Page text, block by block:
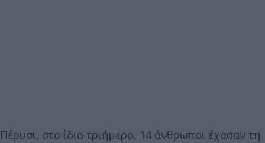
Πέρυσι, στο ίδιο τριήμερο, 14 άνθρωποι έχασαν τη